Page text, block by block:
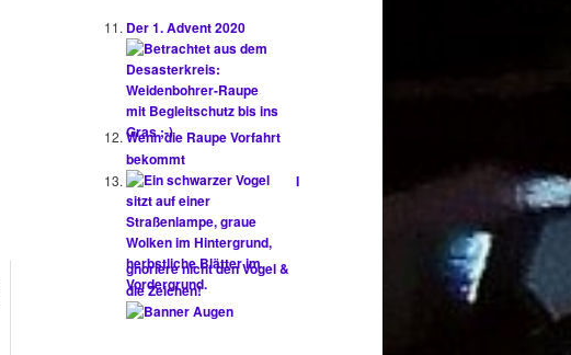
Der 1. Advent 2020
Wenn die Raupe Vorfahrt
bekommt
I
gnoriere nicht den Vogel &
die Zeichen!